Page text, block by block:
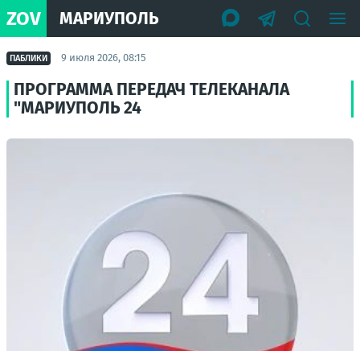
ZOV МАРИУПОЛЬ
ПАБЛИКИ 9 июля 2026, 08:15
ПРОГРАММА ПЕРЕДАЧ ТЕЛЕКАНАЛА
"МАРИУПОЛЬ 24